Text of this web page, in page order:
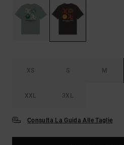
XS S M
XXL 3XL
Consulta La Guida Alle Taglie